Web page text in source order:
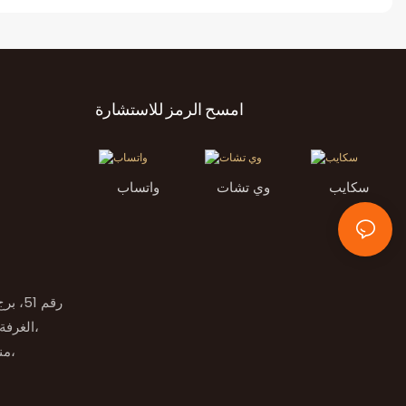
الغرفة رقم 2، الطابق التاسع، طريق راما 9،
منطقة هوامارك سود، منطقة بانجكابي،
امسح الرمز للاستشارة
واتساب وي تشات سكايب